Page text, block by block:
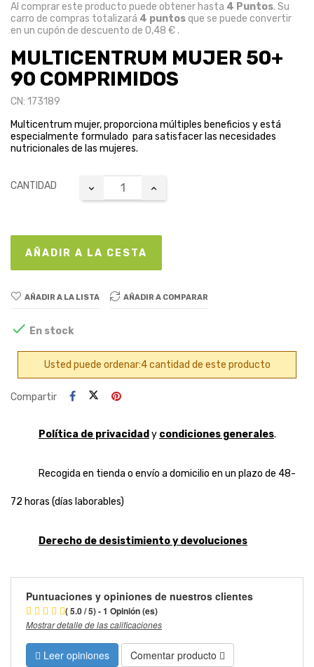
Al comprar este producto puede obtener hasta 4 Puntos. Su
carro de compras totalizará 4 puntosque se puede convertir
en un cupón de descuento de 0,48 €.
MULTICENTRUM MUJER 50+
90 COMPRIMIDOS
CN: 173189
Multicentrum mujer, proporciona múltiples beneficios y está
especialmente formulado para satisfacer las necesidades
nutricionales de las mujeres.
CANTIDAD
AÑADIR A LA CESTA
AÑADIR A LA LISTA AÑADIR A COMPARAR
 En stock
Usted puede ordenar:4 cantidad de este producto
Compartir
Política de privacidad y condiciones generales.
Recogida en tienda o envío a domicilio en un plazo de 48-
72 horas (días laborables)
Derecho de desistimiento y devoluciones
Puntuaciones y opiniones de nuestros clientes
( 5.0 / 5) - 1 Opinión (es)
Mostrar detalle de las calificaciones
Leer opiniones Comentar producto